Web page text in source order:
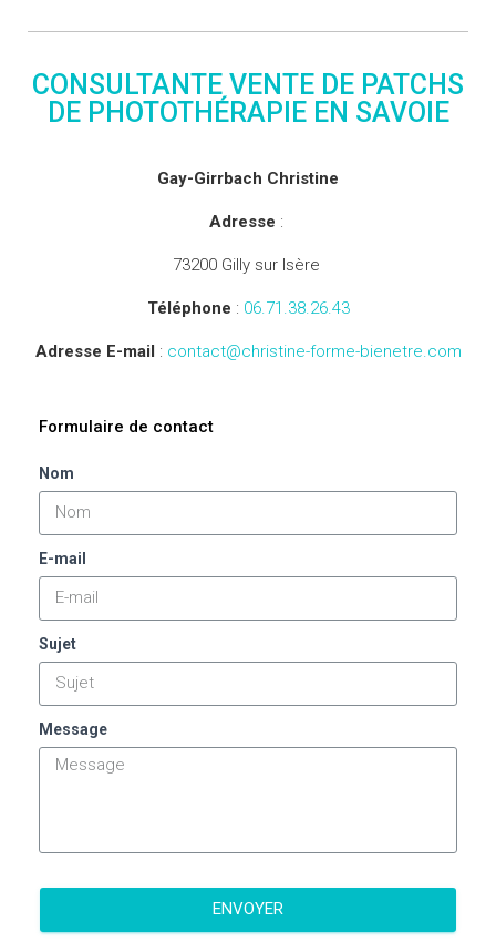
CONSULTANTE VENTE DE PATCHS
DE PHOTOTHÉRAPIE EN SAVOIE
Gay-Girrbach Christine
Adresse :
73200 Gilly sur Isère
Téléphone : 06.71.38.26.43
Adresse E-mail : contact@christine-forme-bienetre.com
Formulaire de contact
Nom
E-mail
Sujet
Message
ENVOYER